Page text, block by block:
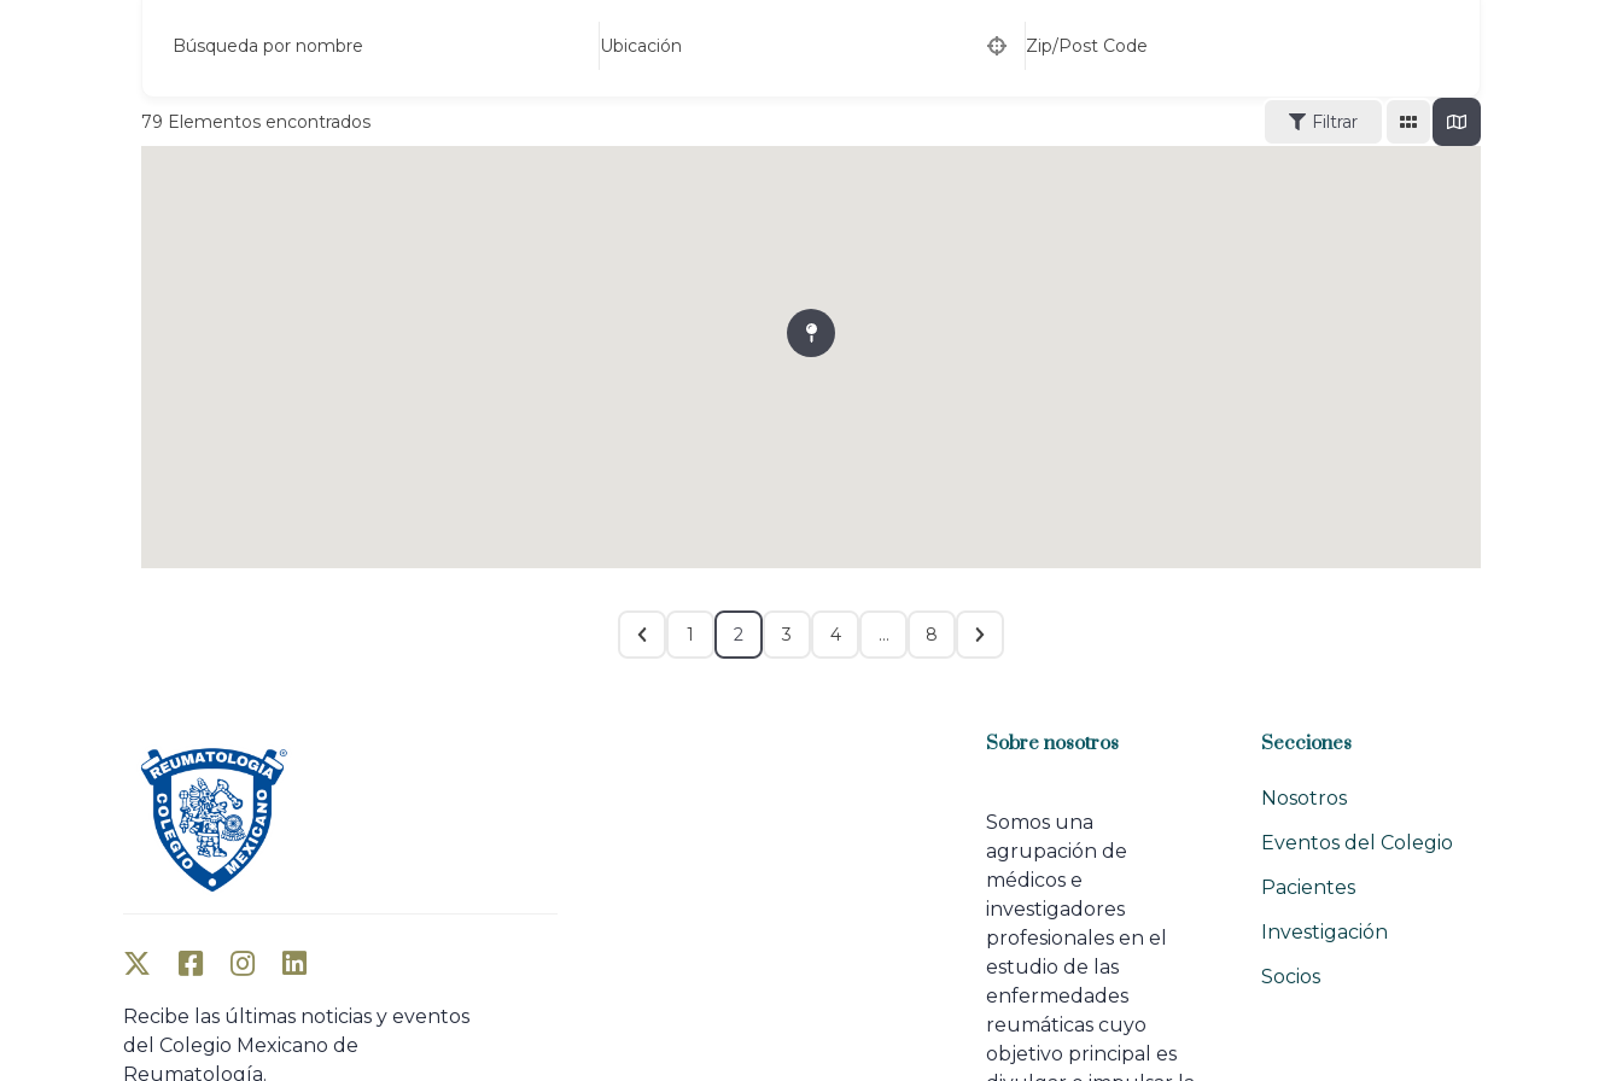
Búsqueda por nombre Ubicación Zip/Post Code
79 Elementos encontrados Filtrar
1 2 3 4 … 8
Recibe las últimas noticias y eventos
del Colegio Mexicano de
Reumatología.
Sobre nosotros
Somos una
agrupación de
médicos e
investigadores
profesionales en el
estudio de las
enfermedades
reumáticas cuyo
objetivo principal es
Secciones
Nosotros
Eventos del Colegio
Pacientes
Investigación
Socios